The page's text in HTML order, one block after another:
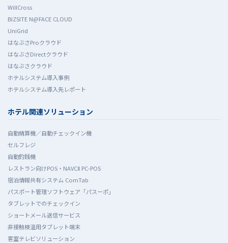
WillCross
BIZSITE N@FACE CLOUD
UniGrid
はなぶさProクラウド
はなぶさDirectクラウド
はなぶさクラウド
ホテルシステム導入事例
ホテルシステム導入先レポート
ホテル関連ソリューション
自動精算機／自動チェックイン機
セルフレジ
自動釣銭機
レストラン向けPOS・NAVCⅡ PC-POS
宿泊情報共有システム ComTab
パスポート管理ソフトウェア「パスーポ」
タブレットでのチェックイン
ショートメール送信サービス
非接触検温用タブレット端末
客室テレビソリューション